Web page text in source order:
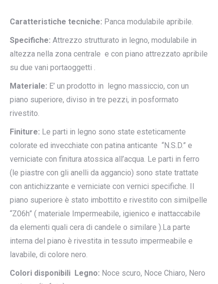
Caratteristiche tecniche: Panca modulabile apribile.
Specifiche: Attrezzo strutturato in legno, modulabile in
altezza nella zona centrale e con piano attrezzato apribile
su due vani portaoggetti .
Materiale: E’ un prodotto in legno massiccio, con un
piano superiore, diviso in tre pezzi, in posformato
rivestito.
Finiture: Le parti in legno sono state esteticamente
colorate ed invecchiate con patina anticante “N.S.D.” e
verniciate con finitura atossica all’acqua. Le parti in ferro
(le piastre con gli anelli da aggancio) sono state trattate
con antichizzante e verniciate con vernici specifiche. Il
piano superiore è stato imbottito e rivestito con similpelle
“Z06h” ( materiale Impermeabile, igienico e inattaccabile
da elementi quali cera di candele o similare ).La parte
interna del piano è rivestita in tessuto impermeabile e
lavabile, di colore nero.
Colori disponibili Legno: Noce scuro, Noce Chiaro, Nero